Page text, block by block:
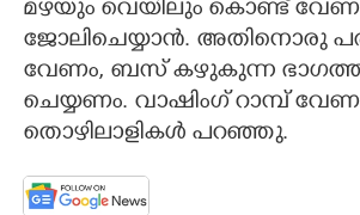
മഴയും വെയിലും കൊണ്ട്
ജോലിചെയ്യാൻ. അതിനൊരു
വേണം, ബസ് കഴുകുന്ന ഭാഗത്ത്
ചെയ്യണം. വാഷിംഗ് റാമ്പ്
തൊഴിലാളികൾ പറഞ്ഞു.